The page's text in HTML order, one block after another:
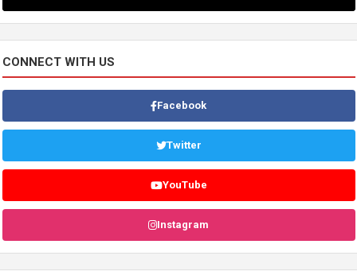
CONNECT WITH US
Facebook
Twitter
YouTube
Instagram